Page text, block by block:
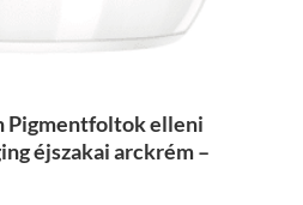
Pigmentfoltok elleni
éjszakai arckrém –